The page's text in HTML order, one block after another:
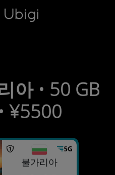
단
아 • 50 GB
¥5500
불가리아